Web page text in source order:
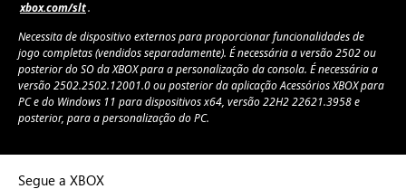
xbox.com/slt.
Necessita de dispositivo externos para proporcionar funcionalidades de
jogo completas (vendidos separadamente). É necessária a versão 2502 ou
posterior do SO da XBOX para a personalização da consola. É necessária a
versão 2502.2502.12001.0 ou posterior da aplicação Acessórios XBOX para
PC e do Windows 11 para dispositivos x64, versão 22H2 22621.3958 e
posterior, para a personalização do PC.
Segue a XBOX